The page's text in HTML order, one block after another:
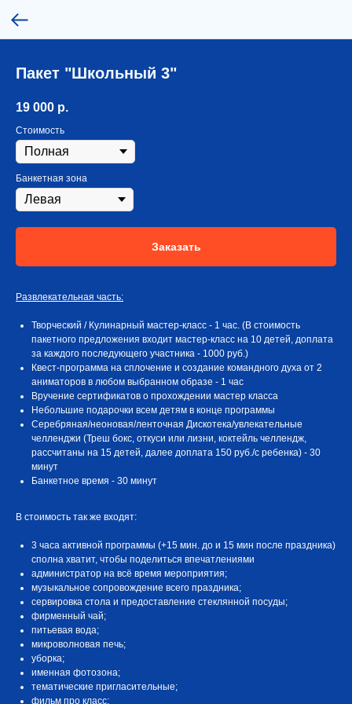
Пакет "Школьный 3"
19 000 р.
Стоимость
Банкетная зона
Заказать
Развлекательная часть:
Творческий / Кулинарный мастер-класс - 1 час. (В стоимость
пакетного предложения входит мастер-класс на 10 детей, доплата
за каждого последующего участника - 1000 руб.)
Квест-программа на сплочение и создание командного духа от 2
аниматоров в любом выбранном образе - 1 час
⁠Вручение сертификатов о прохождении мастер класса
⁠Небольшие подарочки всем детям в конце программы
Серебряная/неоновая/ленточная Дискотека/увлекательные
челленджи (Треш бокс, откуси или лизни, коктейль челлендж,
рассчитаны на 15 детей, далее доплата 150 руб./с ребенка) - 30
минут
Банкетное время - 30 минут
В стоимость так же входят:
3 часа активной программы (+15 мин. до и 15 мин после праздника)
сполна хватит, чтобы поделиться впечатлениями
администратор на всё время мероприятия;
музыкальное сопровождение всего праздника;
сервировка стола и предоставление стеклянной посуды;
фирменный чай;
питьевая вода;
микроволновая печь;
уборка;
именная фотозона;
тематические пригласительные;
фильм про класс;